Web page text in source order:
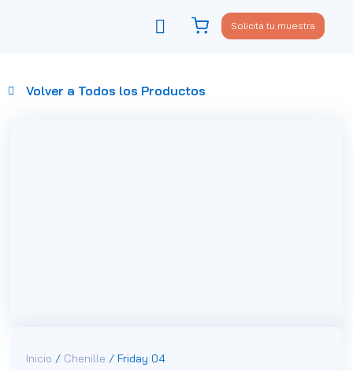
Solicita tu muestra
Volver a Todos los Productos
Inicio / Chenille / Friday 04